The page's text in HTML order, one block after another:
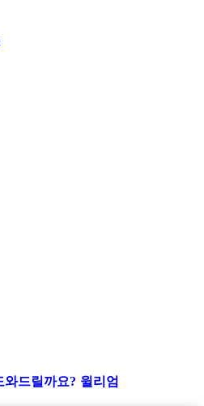
윌리엄